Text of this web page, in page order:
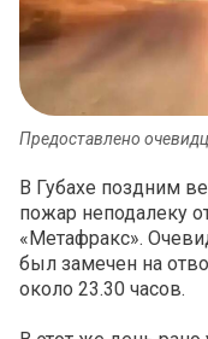
Предоставлено
В Губахе поздним
пожар неподалеку
«Метафракс».
был замечен на
около 23.30 часов.